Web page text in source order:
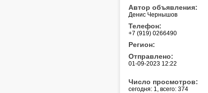
Автор объявления:
Денис Чернышов
Телефон:
+7 (919) 0266490
Регион:
Отправлено:
01-09-2023 12:22
Число просмотров:
сегодня: 1, всего: 374